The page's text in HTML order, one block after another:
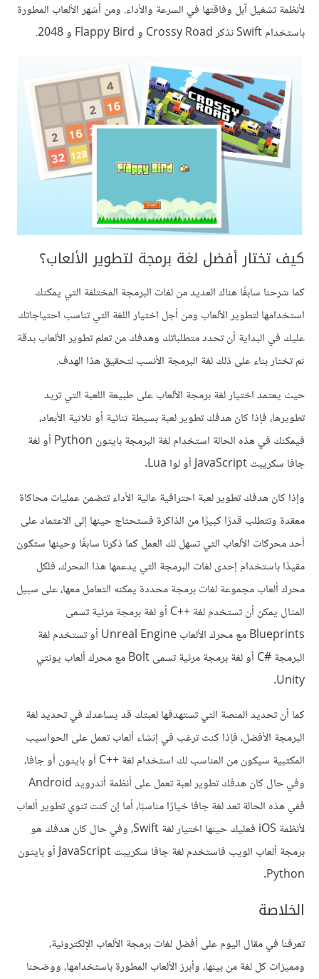
لأنظمة تشغيل آبل وفاقتها في السرعة والأداء. ومن أشهر الألعاب المطورة
باستخدام Swift نذكر Crossy Road و Flappy Bird و 2048.
كيف تختار أفضل لغة برمجة لتطوير الألعاب؟
كما شرحنا سابقًا هناك العديد من لغات البرمجة المختلفة التي يمكنك
استخدامها لتطوير الألعاب ومن أجل اختيار اللغة التي تناسب احتياجاتك
عليك في البداية أن تحدد متطلباتك وهدفك من تعلم تطوير الألعاب بدقة
ثم تختار بناء على ذلك لغة البرمجة الأنسب لتحقيق هذا الهدف.
حيث يعتمد اختيار لغة برمجة الألعاب على طبيعة اللعبة التي تريد
تطويرها، فإذا كان هدفك تطوير لعبة بسيطة ثنائية أو ثلاثية الأبعاد،
فيمكنك في هذه الحالة استخدام لغة البرمجة بايثون Python أو لغة
جافا سكريبت JavaScript أو لوا Lua.
وإذا كان هدفك تطوير لعبة احترافية عالية الأداء تتضمن عمليات محاكاة
معقدة وتتطلب قدرًا كبيرًا من الذاكرة فستحتاج حينها إلى الاعتماد على
أحد محركات الألعاب التي تسهل لك العمل كما ذكرنا سابقًا وحينها ستكون
مقيدًا باستخدام إحدى لغات البرمجة التي يدعمها هذا المحرك، فلكل
محرك ألعاب مجموعة لغات برمجة محددة يمكنه التعامل معها، على سبيل
المثال يمكن أن تستخدم لغة C++‎ أو لغة برمجة مرئية تسمى
Blueprints مع محرك الألعاب Unreal Engine أو تستخدم لغة
البرمجة C#‎ أو لغة برمجة مرئية تسمى Bolt مع محرك ألعاب يونتي
Unity.
كما أن تحديد المنصة التي تستهدفها لعبتك قد يساعدك في تحديد لغة
البرمجة الأفضل، فإذا كنت ترغب في إنشاء ألعاب تعمل على الحواسيب
المكتبية سيكون من المناسب لك استخدام لغة C++‎ أو بايثون أو جافا،
وفي حال كان هدفك تطوير لعبة تعمل على أنظمة أندرويد Android
ففي هذه الحالة تعد لغة جافا خيارًا مناسبًا، أما إن كنت تنوي تطوير ألعاب
لأنظمة iOS فعليك حينها اختيار لغة Swift، وفي حال كان هدفك هو
برمجة ألعاب الويب فاستخدم لغة جافا سكريبت JavaScript أو بايثون
Python.
الخلاصة
تعرفنا في مقال اليوم على أفضل لغات برمجة الألعاب الإلكترونية،
ومميزات كل لغة من بينها، وأبرز الألعاب المطورة باستخدامها، ووضحنا